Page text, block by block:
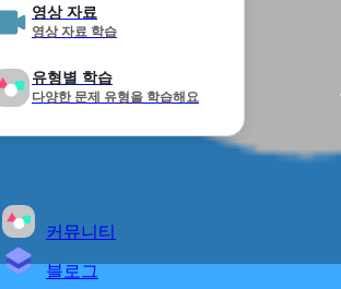
영상 자료
영상 자료 학습
유형별 학습
다양한 문제 유형을 학습해요
커뮤니티
블로그